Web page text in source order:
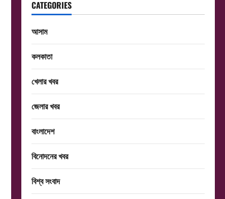
CATEGORIES
আসাম
কলকাতা
খেলার খবর
জেলার খবর
বাংলাদেশ
বিনোদনের খবর
বিশ্ব সংবাদ